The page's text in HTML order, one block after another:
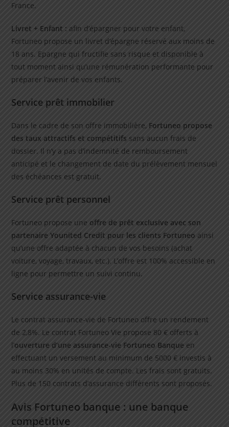
France.
Livret + Enfant : afin d’épargner pour votre enfant,
Fortuneo propose un livret d’épargne réservé aux moins de
18 ans. Epargne qui fructifie sans risque et disponible à
tout moment ainsi qu’une rémunération performante pour
préparer l’avenir de vos enfants.
Service prêt immobilier
Dans le cadre de son offre immobilière, Fortuneo propose
des taux attractifs et compétitifs sans aucun frais de
dossier. Il n’y a pas d’indemnité de remboursement
anticipé et le changement de date du prélèvement mensuel
des échéances est gratuit.
Service prêt personnel
Fortuneo propose une offre de prêt exclusive avec son
partenaire Younited Credit pour les clients Fortuneo ainsi
qu’une offre adaptée à chacun de vos besoins (achat
voiture, voyage, travaux, etc.). L’offre est 100% accessible en
ligne pour permettre un suivi continu.
Service assurance-vie
Le contrat assurance-vie de Fortuneo offre un rendement
de 2,8%. Le contrat Fortuneo Vie propose 80 € offerts à
l’ouverture d’une assurance-vie Fortuneo Banque en
effectuant un versement au minimum de 5000 € investis à
au moins 30% en unités de compte. Les frais sont gratuits.
Plus de 150 contrats d’assurance différents sont proposés.
Avis Fortuneo banque : une banque
compétitive